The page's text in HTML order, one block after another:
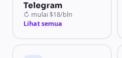
Telegram
↻ mulai $18/bln
Lihat semua